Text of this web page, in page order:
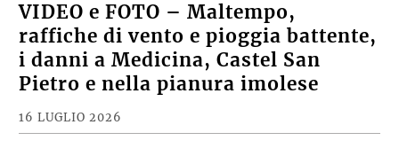
VIDEO e FOTO – Maltempo,
raffiche di vento e pioggia battente,
i danni a Medicina, Castel San
Pietro e nella pianura imolese
16 LUGLIO 2026